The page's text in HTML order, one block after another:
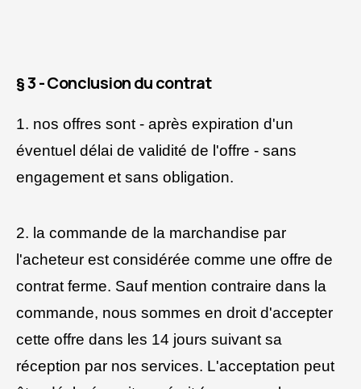
§ 3 - Conclusion du contrat
1. nos offres sont - après expiration d'un
éventuel délai de validité de l'offre - sans
engagement et sans obligation.
2. la commande de la marchandise par
l'acheteur est considérée comme une offre de
contrat ferme. Sauf mention contraire dans la
commande, nous sommes en droit d'accepter
cette offre dans les 14 jours suivant sa
réception par nos services. L'acceptation peut